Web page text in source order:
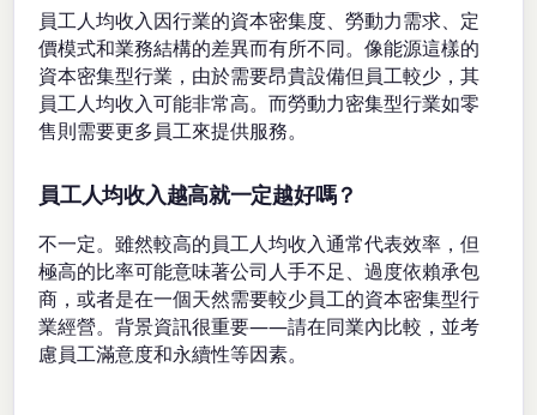
員工人均收入因行業的資本密集度、勞動力需求、定
價模式和業務結構的差異而有所不同。像能源這樣的
資本密集型行業，由於需要昂貴設備但員工較少，其
員工人均收入可能非常高。而勞動力密集型行業如零
售則需要更多員工來提供服務。
員工人均收入越高就一定越好嗎？
不一定。雖然較高的員工人均收入通常代表效率，但
極高的比率可能意味著公司人手不足、過度依賴承包
商，或者是在一個天然需要較少員工的資本密集型行
業經營。背景資訊很重要——請在同業內比較，並考
慮員工滿意度和永續性等因素。